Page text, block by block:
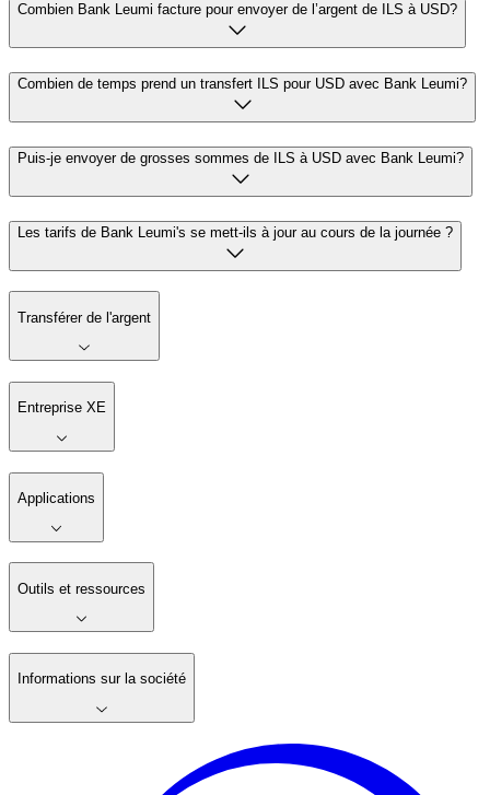
Combien Bank Leumi facture pour envoyer de l’argent de ILS à USD?
Combien de temps prend un transfert ILS pour USD avec Bank Leumi?
Puis-je envoyer de grosses sommes de ILS à USD avec Bank Leumi?
Les tarifs de Bank Leumi's se mett-ils à jour au cours de la journée ?
Transférer de l'argent
Entreprise XE
Applications
Outils et ressources
Informations sur la société